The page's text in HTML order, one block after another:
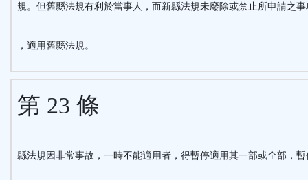
規。但舊縣法規有利於當事人，而新縣法規未廢除或禁止所申請之事
，適用舊縣法規。
第 23 條
縣法規因非常事故，一時不能適用者，得暫停適用其一部或全部，暫